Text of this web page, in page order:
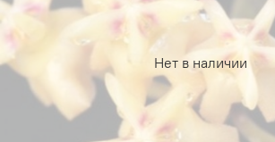
Нет в наличии